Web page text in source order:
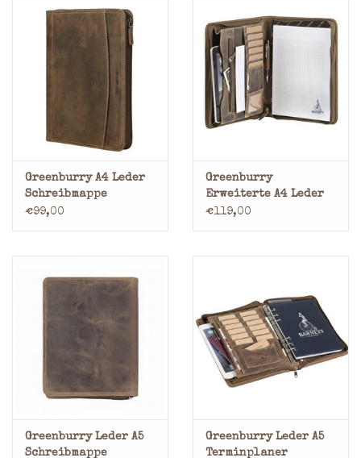
Greenburry A4 Leder
Schreibmappe
Vintage
€99,00
Greenburry
Erweiterte A4 Leder
Schreibmappe
€119,00
Greenburry Leder A5
Schreibmappe
Greenburry Leder A5
Terminplaner